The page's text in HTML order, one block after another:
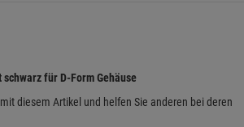
für D-Form Gehäuse
diesem Artikel und helfen Sie anderen bei deren